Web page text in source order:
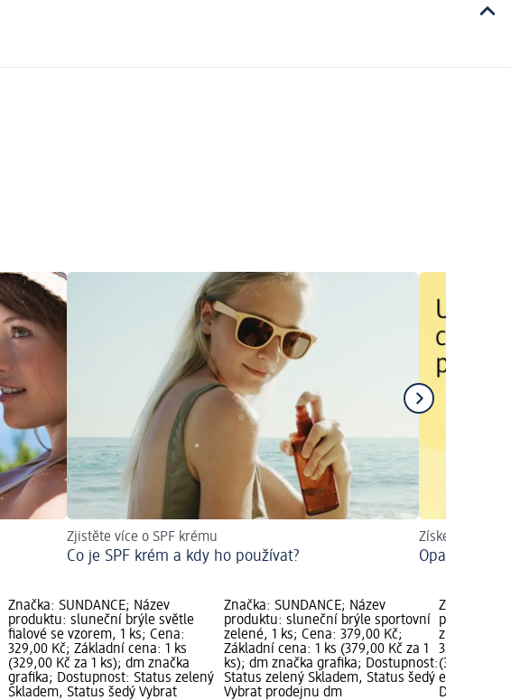
Zjistěte více o SPF krému
Co je SPF krém a kdy ho používat?
Získejte
Opalování ⛱
Značka: SUNDANCE; Název
produktu: sluneční brýle světle
fialové se vzorem, 1 ks; Cena:
329,00 Kč; Základní cena: 1 ks
(329,00 Kč za 1 ks); dm značka
grafika; Dostupnost: Status zelený
Skladem, Status šedý Vybrat
Značka: SUNDANCE; Název
produktu: sluneční brýle sportovní
zelené, 1 ks; Cena: 379,00 Kč;
Základní cena: 1 ks (379,00 Kč za 1
ks); dm značka grafika; Dostupnost:
Status zelený Skladem, Status šedý
Vybrat prodejnu dm
Značka:
produktu:
zlatým
329,00 Kč;
(329,00 Kč
edice